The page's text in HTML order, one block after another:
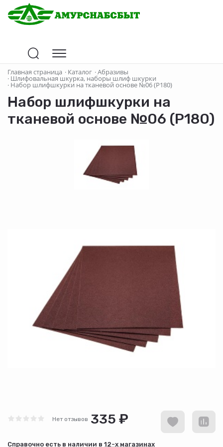
Главная страница · Каталог ·Абразивы
· Шлифовальная шкурка, наборы шлиф шкурки
· Набор шлифшкурки на тканевой основе №06 (Р180)
Набор шлифшкурки на
тканевой основе №06 (Р180)
Нет отзывов 335 ₽
Cправочно есть в наличии в 12-х магазинах